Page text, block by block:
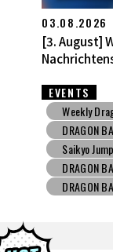
27.07.2026
[27. Juli]
EVENTS
Weekly
DBSCG
DRAGON
DRAGON